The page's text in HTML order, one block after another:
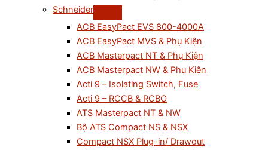
Schneider
ACB EasyPact EVS 800-4000A
ACB EasyPact MVS & Phụ Kiện
ACB Masterpact NT & Phụ Kiện
ACB Masterpact NW & Phụ Kiện
Acti 9 – Isolating Switch, Fuse
Acti 9 – RCCB & RCBO
ATS Masterpact NT & NW
Bộ ATS Compact NS & NSX
Compact NSX Plug-in/ Drawout